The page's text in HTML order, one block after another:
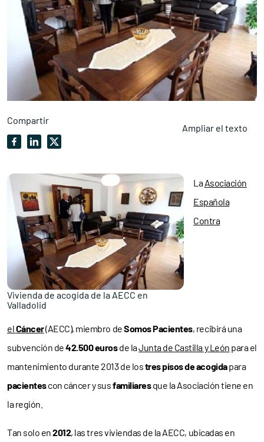
Compartir
Ampliar el texto
Vivienda de acogida de la AECC en
Valladolid
LaAsociación
Española
Contra
elCáncer(AECC), miembro deSomos Pacientes, recibirá una
subvención de42.500 eurosde laJunta de Castilla y León para el
mantenimiento durante 2013 de lostres pisos de acogidapara
pacientescon cáncer y susfamiliaresque la Asociación tiene en
la región.
Tan solo en2012, las tres viviendas de la AECC, ubicadas en